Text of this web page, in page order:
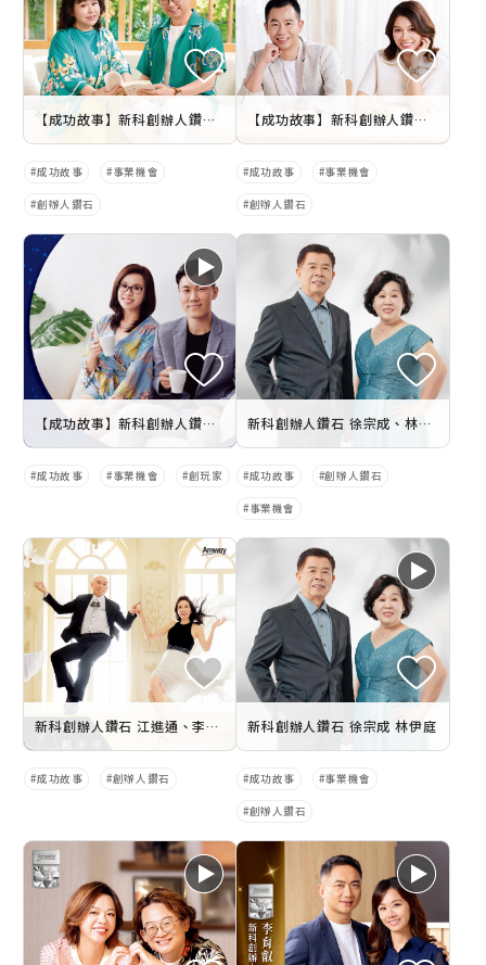
【成功故事】新科創辦人鑽石 劉怡珍.李國南
成功故事 事業機會
創辦人鑽石
【成功故事】新科創辦人鑽石 鄭文瑋.吳意純
成功故事 事業機會
創辦人鑽石
【成功故事】新科創辦人鑽石 陸守騫 葛少均
成功故事 事業機會 創玩家
新科創辦人鑽石 徐宗成、林伊庭
成功故事 創辦人鑽石
事業機會
新科創辦人鑽石 江進通、李百合
成功故事 創辦人鑽石
新科創辦人鑽石 徐宗成 林伊庭
成功故事 事業機會
創辦人鑽石